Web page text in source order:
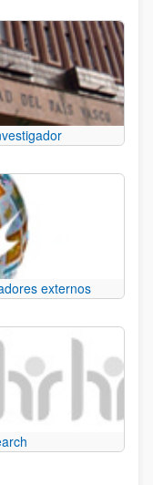
externos